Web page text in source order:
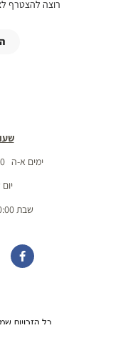
רוצה להצטרף
ימים א-ה 08:00-14:00 / 18:00-20:00
יום
שבת 08:00-10:00 / 18:00-20:00
כל הזכויות